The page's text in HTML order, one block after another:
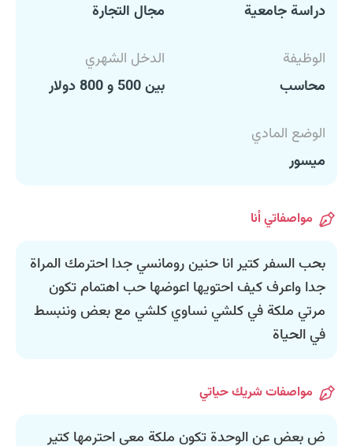
دراسة جامعية
مجال التجارة
الوظيفة
محاسب
الدخل الشهري
بين 500 و 800 دولار
الوضع المادي
ميسور
مواصفاتي أنا
بحب السفر كتير انا حنين رومانسي جدا احترمك المراة
جدا واعرف كيف احتويها اعوضها حب اهتمام تكون
مرتي ملكة في كلشي نساوي كلشي مع بعض وننبسط
في الحياة
مواصفات شريك حياتي
ض بعض عن الوحدة تكون ملكة معي احترمها كتير